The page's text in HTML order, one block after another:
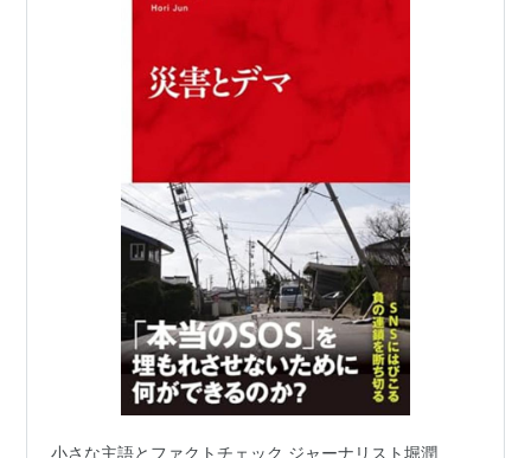
小さな主語とファクトチェック ジャーナリスト堀潤